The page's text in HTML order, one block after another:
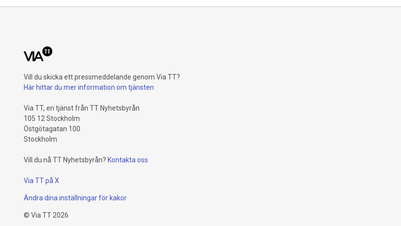
Vill du skicka ett pressmeddelande genom Via TT?
Här hittar du mer information om tjänsten
Via TT, en tjänst från TT Nyhetsbyrån
105 12 Stockholm
Östgötagatan 100
Stockholm
Vill du nå TT Nyhetsbyrån? Kontakta oss
Via TT på X
Ändra dina inställningar för kakor
© Via TT 2026